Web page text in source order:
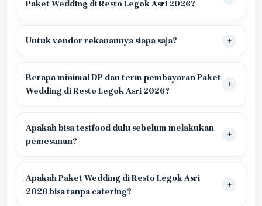
Paket Wedding di Resto Legok Asri 2026?
Untuk vendor rekanannya siapa saja?
Berapa minimal DP dan term pembayaran Paket
Wedding di Resto Legok Asri 2026?
Apakah bisa testfood dulu sebelum melakukan
pemesanan?
Apakah Paket Wedding di Resto Legok Asri
2026 bisa tanpa catering?